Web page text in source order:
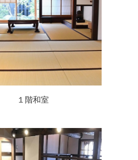
１階和室